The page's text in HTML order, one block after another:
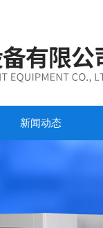
新闻动态